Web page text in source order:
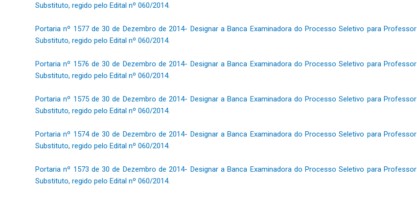
Substituto, regido pelo Edital nº 060/2014.
Portaria nº 1577 de 30 de Dezembro de 2014- Designar a Banca Examinadora do Processo Seletivo para Professor
Substituto, regido pelo Edital nº 060/2014.
Portaria nº 1576 de 30 de Dezembro de 2014- Designar a Banca Examinadora do Processo Seletivo para Professor
Substituto, regido pelo Edital nº 060/2014.
Portaria nº 1575 de 30 de Dezembro de 2014- Designar a Banca Examinadora do Processo Seletivo para Professor
Substituto, regido pelo Edital nº 060/2014.
Portaria nº 1574 de 30 de Dezembro de 2014- Designar a Banca Examinadora do Processo Seletivo para Professor
Substituto, regido pelo Edital nº 060/2014.
Portaria nº 1573 de 30 de Dezembro de 2014- Designar a Banca Examinadora do Processo Seletivo para Professor
Substituto, regido pelo Edital nº 060/2014.